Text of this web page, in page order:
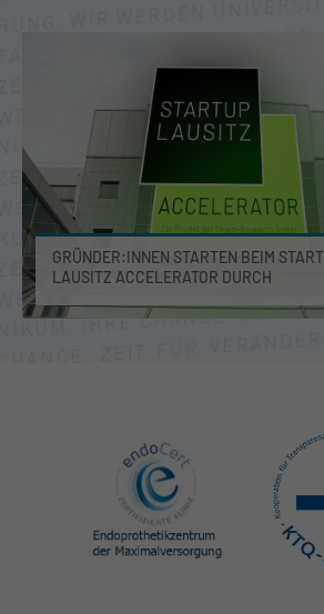
GRÜNDER:INNEN STARTEN BEIM
LAUSITZ ACCELERATOR DURCH